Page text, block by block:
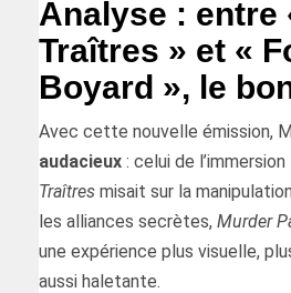
Analyse : entre
Traîtres » et «
Boyard », le
Avec cette nouvelle émission,
audacieux : celui de
Traîtres misait sur la
les alliances secrètes, Murder
une expérience plus visuelle,
aussi haletante.